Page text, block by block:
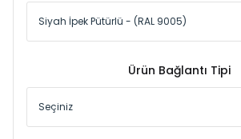
Ürün Bağlantı Tipi